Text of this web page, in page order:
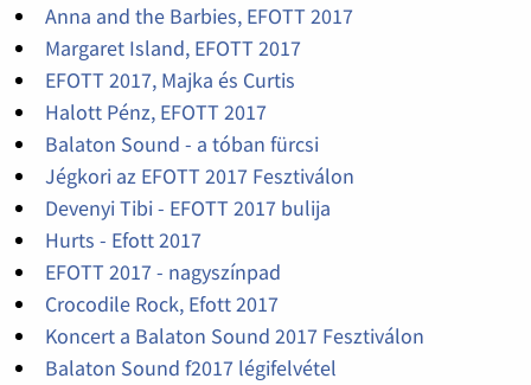
Anna and the Barbies, EFOTT 2017
Margaret Island, EFOTT 2017
EFOTT 2017, Majka és Curtis
Halott Pénz, EFOTT 2017
Balaton Sound - a tóban fürcsi
Jégkori az EFOTT 2017 Fesztiválon
Devenyi Tibi - EFOTT 2017 bulija
Hurts - Efott 2017
EFOTT 2017 - nagyszínpad
Crocodile Rock, Efott 2017
Koncert a Balaton Sound 2017 Fesztiválon
Balaton Sound f2017 légifelvétel